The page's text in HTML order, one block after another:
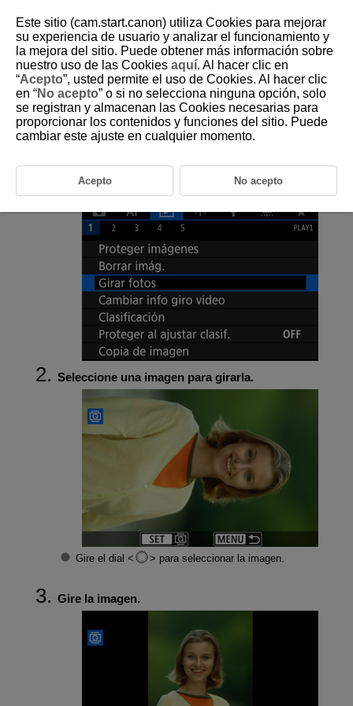
D090-120
Giro de fotografías
Puede usar esta función para girar la imagen visualizada a la orientación
Seleccione [
Seleccione una imagen para girarla.
Gire el dial para seleccionar la imagen.
Gire la imagen.
Este sitio (cam.start.canon) utiliza Cookies para mejorar
su experiencia de usuario y analizar el funcionamiento y
la mejora del sitio. Puede obtener más información sobre
nuestro uso de las Cookies aquí. Al hacer clic en
“Acepto”, usted permite el uso de Cookies. Al hacer clic
en “No acepto” o si no selecciona ninguna opción, solo
se registran y almacenan las Cookies necesarias para
proporcionar los contenidos y funciones del sitio. Puede
cambiar este ajuste en cualquier momento.
Acepto No acepto